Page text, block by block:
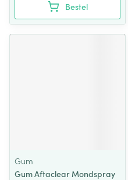
Bestel
Gum
Gum Aftaclear Mondspray